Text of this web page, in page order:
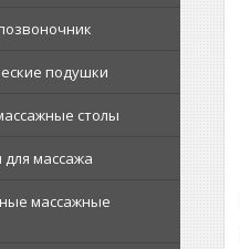
подушки
столы
для массажа
массажные